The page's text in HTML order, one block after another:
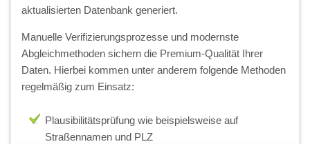
aktualisierten Datenbank generiert.
Manuelle Verifizierungsprozesse und modernste
Abgleichmethoden sichern die Premium-Qualität Ihrer
Daten. Hierbei kommen unter anderem folgende Methoden
regelmäßig zum Einsatz:
Plausibilitätsprüfung wie beispielsweise auf
Straßennamen und PLZ